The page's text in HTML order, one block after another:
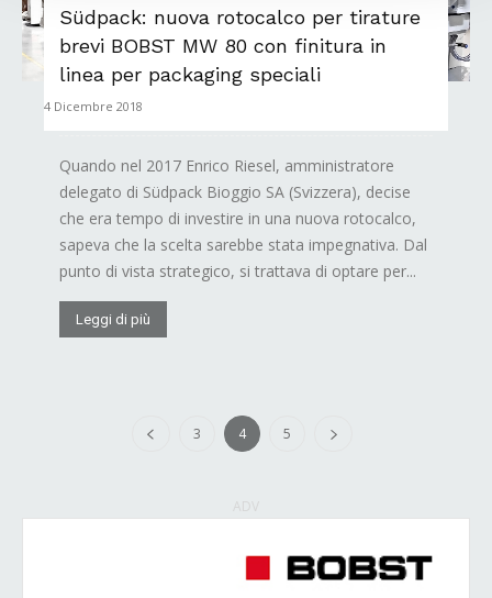
Südpack: nuova rotocalco per tirature
brevi BOBST MW 80 con finitura in
linea per packaging speciali
4 Dicembre 2018
Quando nel 2017 Enrico Riesel, amministratore
delegato di Südpack Bioggio SA (Svizzera), decise
che era tempo di investire in una nuova rotocalco,
sapeva che la scelta sarebbe stata impegnativa. Dal
punto di vista strategico, si trattava di optare per...
Leggi di più
3 4 5